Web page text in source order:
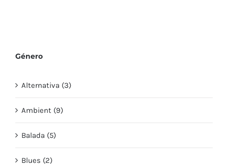
Género
Alternativa (3)
Ambient (9)
Balada (5)
Blues (2)